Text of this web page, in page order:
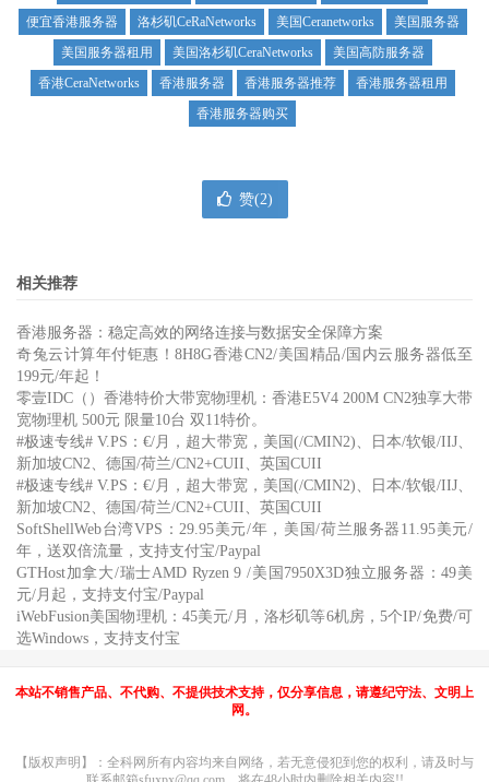
便宜香港服务器
洛杉矶CeRaNetworks 美国Ceranetworks
美国服务器
美国服务器租用
美国洛杉矶CeraNetworks
美国高防服务器
香港CeraNetworks
香港服务器 香港服务器推荐
香港服务器租用
香港服务器购买
赞(2)
相关推荐
香港服务器：稳定高效的网络连接与数据安全保障方案
奇兔云计算年付钜惠！8H8G香港CN2/美国精品/国内云服务器低至
199元/年起！
零壹IDC（）香港特价大带宽物理机：香港E5V4 200M CN2独享大带
宽物理机 500元 限量10台 双11特价。
#极速专线# V.PS：€/月，超大带宽，美国(/CMIN2)、日本/软银/IIJ、
新加坡CN2、德国/荷兰/CN2+CUII、英国CUII
#极速专线# V.PS：€/月，超大带宽，美国(/CMIN2)、日本/软银/IIJ、
新加坡CN2、德国/荷兰/CN2+CUII、英国CUII
SoftShellWeb台湾VPS：29.95美元/年，美国/荷兰服务器11.95美元/
年，送双倍流量，支持支付宝/Paypal
GTHost加拿大/瑞士AMD Ryzen 9 /美国7950X3D独立服务器：49美
元/月起，支持支付宝/Paypal
iWebFusion美国物理机：45美元/月，洛杉矶等6机房，5个IP/免费/可
选Windows，支持支付宝
本站不销售产品、不代购、不提供技术支持，仅分享信息，请遵纪守法、文明上
网。
【版权声明】：全科网所有内容均来自网络，若无意侵犯到您的权利，请及时与